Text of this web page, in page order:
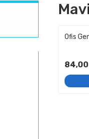
Ofis
84,00